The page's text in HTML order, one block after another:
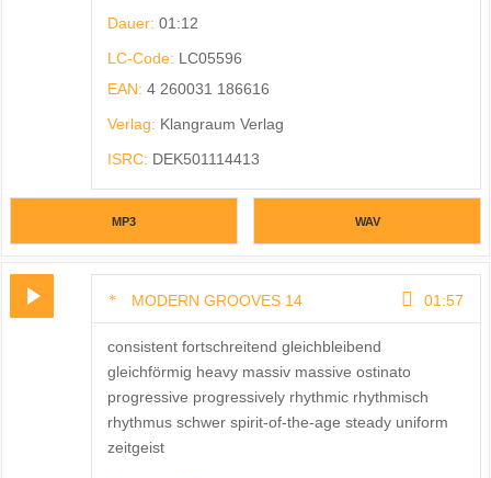
Dauer: 01:12
LC-Code: LC05596
EAN: 4 260031 186616
Verlag: Klangraum Verlag
ISRC: DEK501114413
MP3 WAV
MODERN GROOVES 14 01:57
consistent fortschreitend gleichbleibend
gleichförmig heavy massiv massive ostinato
progressive progressively rhythmic rhythmisch
rhythmus schwer spirit-of-the-age steady uniform
zeitgeist